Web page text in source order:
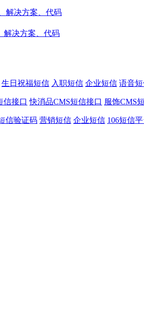
解决方案、代码
解决方案、代码
生日祝福短信 入职短信 企业短信 语音
信接口 快消品CMS短信接口 服饰CMS
信验证码 营销短信 企业短信 106短信平